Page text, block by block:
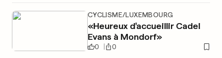
CYCLISME/LUXEMBOURG
«Heureux d'accueillir Cadel
Evans à Mondorf»
0 0